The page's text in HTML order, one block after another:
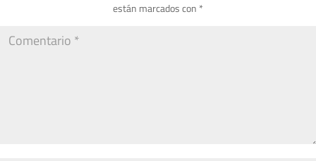
están marcados con *